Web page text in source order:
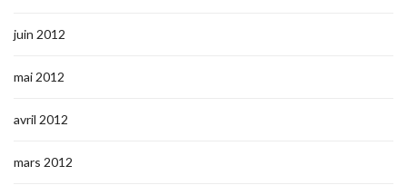
juin 2012
mai 2012
avril 2012
mars 2012